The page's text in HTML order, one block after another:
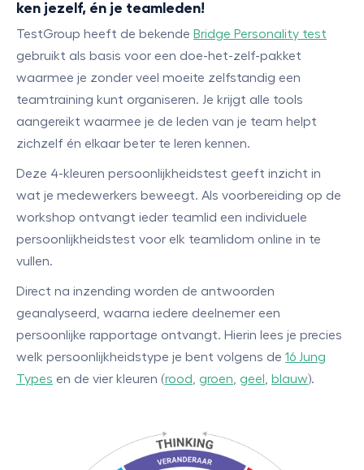
ken jezelf, én je teamleden!
TestGroup heeft de bekende Bridge Personality test
gebruikt als basis voor een doe-het-zelf-pakket
waarmee je zonder veel moeite zelfstandig een
teamtraining kunt organiseren. Je krijgt alle tools
aangereikt waarmee je de leden van je team helpt
zichzelf én elkaar beter te leren kennen.
Deze 4-kleuren persoonlijkheidstest geeft inzicht in
wat je medewerkers beweegt. Als voorbereiding op de
workshop ontvangt ieder teamlid een individuele
persoonlijkheidstest voor elk teamlidom online in te
vullen.
Direct na inzending worden de antwoorden
geanalyseerd, waarna iedere deelnemer een
persoonlijke rapportage ontvangt. Hierin lees je precies
welk persoonlijkheidstype je bent volgens de 16 Jung
Types en de vier kleuren (rood groen geel blauw).